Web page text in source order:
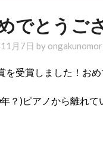
でとうご
月7日 by
受賞しました！おめ
？)ピアノから離れ